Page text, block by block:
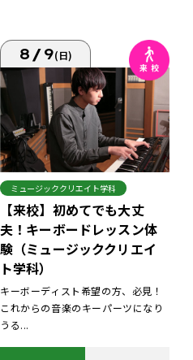
8/9(日)
ミュージッククリエイト学科
【来校】初めてでも大丈
夫！キーボードレッスン体
験（ミュージッククリエイ
ト学科）
キーボーディスト希望の方、必見！
これからの音楽のキーパーツになり
うる...